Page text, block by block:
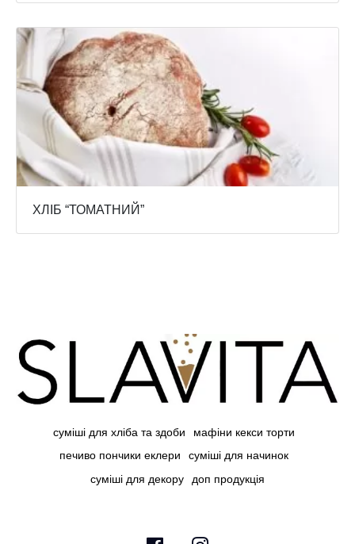
ХЛІБ “ТОМАТНИЙ”
суміші для хліба та здоби
мафіни кекси торти
печиво пончики еклери
суміші для начинок
суміші для декору
доп продукція